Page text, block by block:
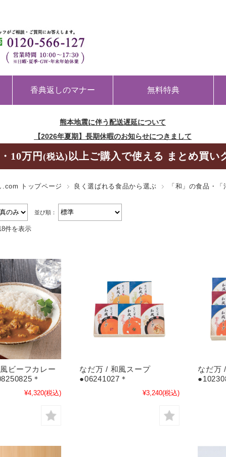
香典返しのマナー 無料特典
熊本地震に伴う配送遅延について
【2026年夏期】長期休暇のお知らせにつきまして
10万円 (税込) 以上ご購入で使える まとめ買い
.com トップページ 良く選ばれる食品から選ぶ 「和」の食品・
並び順：
件を表示
ビーフカレー
＊
¥4,320(税込)
なだ万 / 和風スープ
●06241027＊
¥3,240(税込)
なだ万